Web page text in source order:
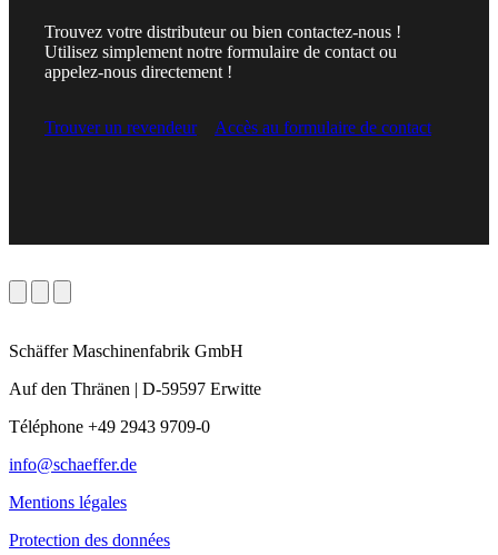
Trouvez votre distributeur ou bien contactez-nous !
Utilisez simplement notre formulaire de contact ou
appelez-nous directement !
Trouver un revendeur Accès au formulaire de contact
Schäffer Maschinenfabrik GmbH
Auf den Thränen | D-59597 Erwitte
Téléphone +49 2943 9709-0
info@schaeffer.de
Mentions légales
Protection des données